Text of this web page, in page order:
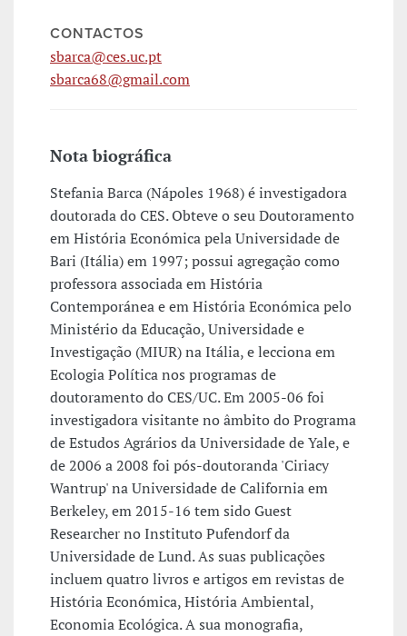
CONTACTOS
sbarca@ces.uc.pt
sbarca68@gmail.com
Nota biográfica
Stefania Barca (Nápoles 1968) é investigadora
doutorada do CES. Obteve o seu Doutoramento
em História Económica pela Universidade de
Bari (Itália) em 1997; possui agregação como
professora associada em História
Contemporánea e em História Económica pelo
Ministério da Educação, Universidade e
Investigação (MIUR) na Itália, e lecciona em
Ecologia Política nos programas de
doutoramento do CES/UC. Em 2005-06 foi
investigadora visitante no âmbito do Programa
de Estudos Agrários da Universidade de Yale, e
de 2006 a 2008 foi pós-doutoranda 'Ciriacy
Wantrup' na Universidade de California em
Berkeley, em 2015-16 tem sido Guest
Researcher no Instituto Pufendorf da
Universidade de Lund. As suas publicações
incluem quatro livros e artigos em revistas de
História Económica, História Ambiental,
Economia Ecológica. A sua monografia,